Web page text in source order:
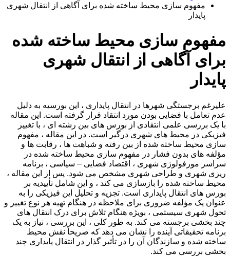
مفهوم سازی محیط ساخته شده برای آگاهی از انتقال شهری
پایدار
مفهوم سازی محیط ساخته شده
برای آگاهی از انتقال شهری
پایدار
علیرغم برجستگی شهرها در انتقال پایداری ، این بورسیه به دلیل
عدم تعامل با فضایی بودن مورد انتقاد قرار گرفته است. این مقاله
با یک بررسی علمی انتقادی از بورس های بین رشته ای ، با تغییر
فیزیکی در محیط های شهری درگیر است. در این مقاله ، مفهوم
سازی محیط ساخته شده از بین رفته و شباهت ها ، رقابت ها و
مؤلفه های بدون فشار در مفهوم سازی محیط ساخته شده در
سراسر مورفولوژی شهری ، اقتصاد فضایی – سیاسی ، برنامه
ریزی شهری و طراحی شهری مشخص می شود. پس از این مقاله ،
محیط ساخته شده را بازسازی می کند ، و این شامل تأییدیه بر
بورس های انتقال پایداری است. تجزیه و تحلیل این فیزیکی را به
عنوان یک مؤلفه ضروری برای ملاحظه در هنگام تهیه هر نوع تغییر و
تحول شهری سیستمی ، بویژه هنگام تلاش برای درک انتقال های
چند بخشی برجسته می کند. به طور کلی ، این بررسی ، نیاز به یک
برنامه تحقیقاتی آینده را نشان می دهد که صریحاً نقش محیط
ساخته شده و سازندگان آن را در تأثیر گذار در انتقال پایداری چند
بخشی بررسی می کند.